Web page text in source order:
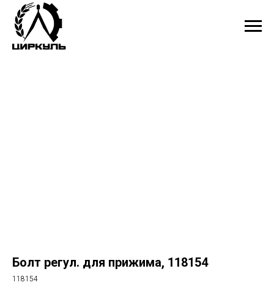
Болт регул. для прижима, 118154
118154